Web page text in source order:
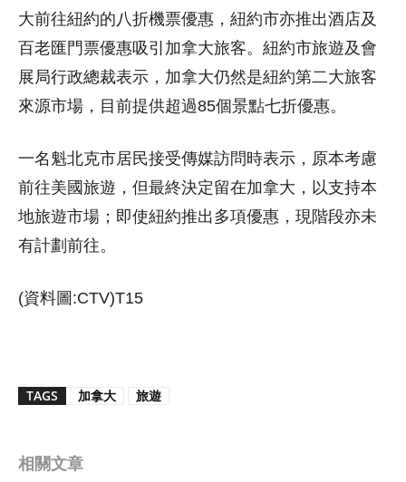
大前往紐約的八折機票優惠，紐約市亦推出酒店及
百老匯門票優惠吸引加拿大旅客。紐約市旅遊及會
展局行政總裁表示，加拿大仍然是紐約第二大旅客
來源市場，目前提供超過85個景點七折優惠。
一名魁北克市居民接受傳媒訪問時表示，原本考慮
前往美國旅遊，但最終決定留在加拿大，以支持本
地旅遊市場；即使紐約推出多項優惠，現階段亦未
有計劃前往。
(資料圖:CTV)T15
TAGS 加拿大 旅遊
相關文章